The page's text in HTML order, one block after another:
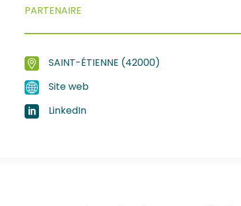
PARTENAIRE
SAINT-ÉTIENNE (42000)
Site web
LinkedIn